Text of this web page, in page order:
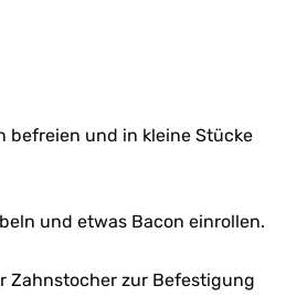
befreien und in kleine Stücke
und etwas Bacon einrollen.
Zahnstocher zur Befestigung